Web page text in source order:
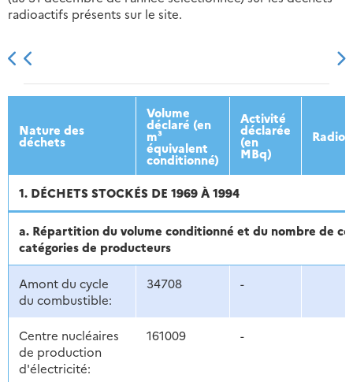
radioactifs présents sur le site.
2013 2014 2015 2016
Nature des
déchets
Volume
déclaré (en
m³
équivalent
conditionné)
Activité
déclarée
(en
MBq)
1. DÉCHETS STOCKÉS DE 1969 À 1994
a. Répartition du volume conditionné et du nombre de
catégories de producteurs
Amont du cycle
du combustible:
34708 -
Centre nucléaires
de production
d'électricité:
161009 -